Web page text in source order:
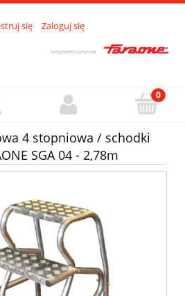
się Zaloguj się
4 stopniowa / schodki
SGA 04 - 2,78m